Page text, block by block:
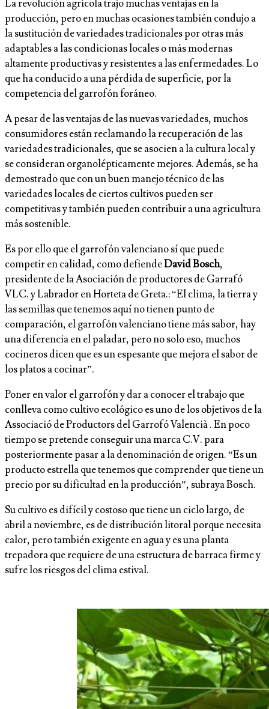
La revolución agrícola trajo muchas ventajas en la
producción, pero en muchas ocasiones también condujo a
la sustitución de variedades tradicionales por otras más
adaptables a las condicionas locales o más modernas
altamente productivas y resistentes a las enfermedades. Lo
que ha conducido a una pérdida de superficie, por la
competencia del garrofón foráneo.
A pesar de las ventajas de las nuevas variedades, muchos
consumidores están reclamando la recuperación de las
variedades tradicionales, que se asocien a la cultura local y
se consideran organolépticamente mejores. Además, se ha
demostrado que con un buen manejo técnico de las
variedades locales de ciertos cultivos pueden ser
competitivas y también pueden contribuir a una agricultura
más sostenible.
Es por ello que el garrofón valenciano sí que puede
competir en calidad, como defiendeDavid Bosch,
presidente de la Asociación de productores de Garrafó
VLC. y Labrador en Horteta de Greta.: “El clima, la tierra y
las semillas que tenemos aquí no tienen punto de
comparación, el garrofón valenciano tiene más sabor, hay
una diferencia en el paladar, pero no solo eso, muchos
cocineros dicen que es un espesante que mejora el sabor de
los platos a cocinar”.
Poner en valor el garrofón y dar a conocer el trabajo que
conlleva como cultivo ecológico es uno de los objetivos de la
Associació de Productors del Garrofó Valencià . En poco
tiempo se pretende conseguir una marca C.V. para
posteriormente pasar a la denominación de origen. “Es un
producto estrella que tenemos que comprender que tiene un
precio por su dificultad en la producción”, subraya Bosch.
Su cultivo es difícil y costoso que tiene un ciclo largo, de
abril a noviembre, es de distribución litoral porque necesita
calor, pero también exigente en agua y es una planta
trepadora que requiere de una estructura de barraca firme y
sufre los riesgos del clima estival.